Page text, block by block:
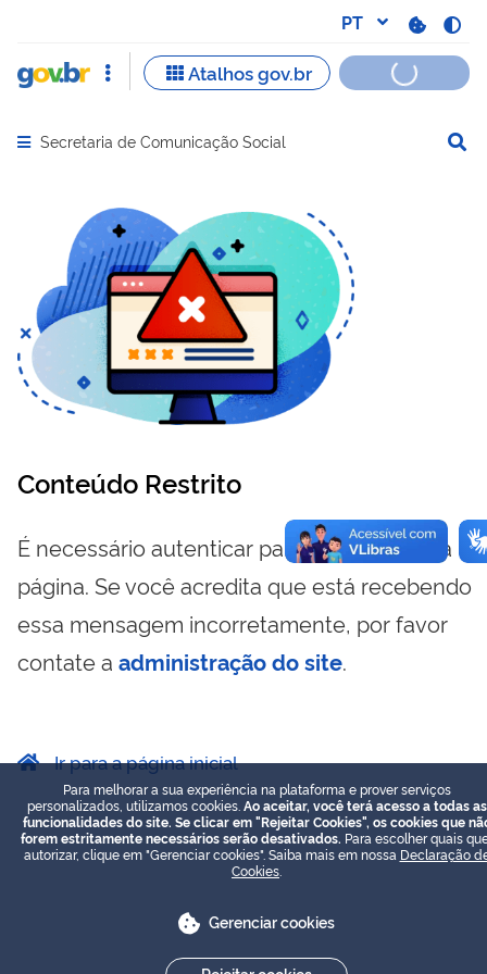
Abrir menu principal de navegação
Secretaria de Comunicação Social
Conteúdo Restrito
É necessário autenticar para visualizar essa
página. Se você acredita que está recebendo
essa mensagem incorretamente, por favor
contate a administração do site.
Ir para a página inicial
Para melhorar a sua experiência na plataforma e prover serviços
personalizados, utilizamos cookies. Ao aceitar, você terá acesso a todas as
funcionalidades do site. Se clicar em "Rejeitar Cookies", os cookies que
forem estritamente necessários serão desativados. Para escolher quais
autorizar, clique em "Gerenciar cookies". Saiba mais em nossa Declaração
Cookies
Gerenciar cookies